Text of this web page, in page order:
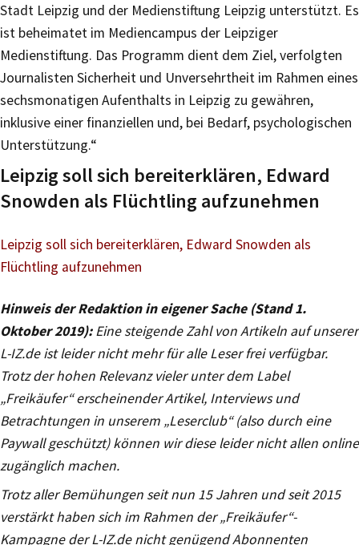
Stadt Leipzig und der Medienstiftung Leipzig unterstützt. Es
ist beheimatet im Mediencampus der Leipziger
Medienstiftung. Das Programm dient dem Ziel, verfolgten
Journalisten Sicherheit und Unversehrtheit im Rahmen eines
sechsmonatigen Aufenthalts in Leipzig zu gewähren,
inklusive einer finanziellen und, bei Bedarf, psychologischen
Unterstützung.“
Leipzig soll sich bereiterklären, Edward
Snowden als Flüchtling aufzunehmen
Leipzig soll sich bereiterklären, Edward Snowden als
Flüchtling aufzunehmen
Hinweis der Redaktion in eigener Sache (Stand 1.
Oktober 2019):Eine steigende Zahl von Artikeln auf unserer
L-IZ.de ist leider nicht mehr für alle Leser frei verfügbar.
Trotz der hohen Relevanz vieler unter dem Label
„Freikäufer“ erscheinender Artikel, Interviews und
Betrachtungen in unserem „Leserclub“ (also durch eine
Paywall geschützt) können wir diese leider nicht allen online
zugänglich machen.
Trotz aller Bemühungen seit nun 15 Jahren und seit 2015
verstärkt haben sich im Rahmen der „Freikäufer“-
Kampagne der L-IZ.de nicht genügend Abonnenten